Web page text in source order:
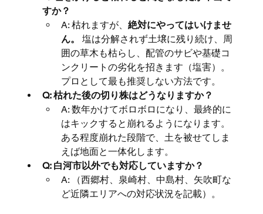
すか？
A: 枯れますが、絶対にやってはいけませ
ん。
塩は分解されず土壌に残り続け、周
囲の草木も枯らし、配管のサビや基礎コ
ンクリートの劣化を招きます（塩害）。
プロとして最も推奨しない方法です。
Q: 枯れた後の切り株はどうなりますか？
A: 数年かけてボロボロになり、最終的に
はキックすると崩れるようになります。
ある程度崩れた段階で、土を被せてしま
えば地面と一体化します。
Q: 白河市以外でも対応していますか？
A: （西郷村、泉崎村、中島村、矢吹町な
ど近隣エリアへの対応状況を記載）。